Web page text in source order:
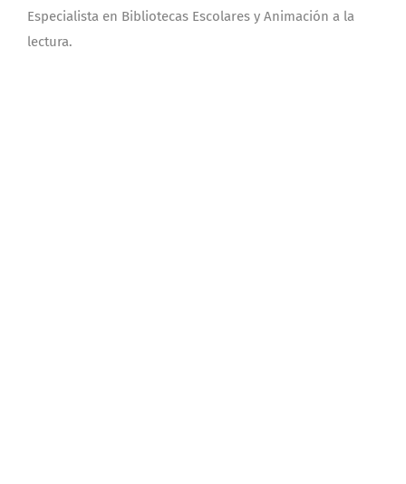
Especialista en Bibliotecas Escolares y Animación a la
lectura.